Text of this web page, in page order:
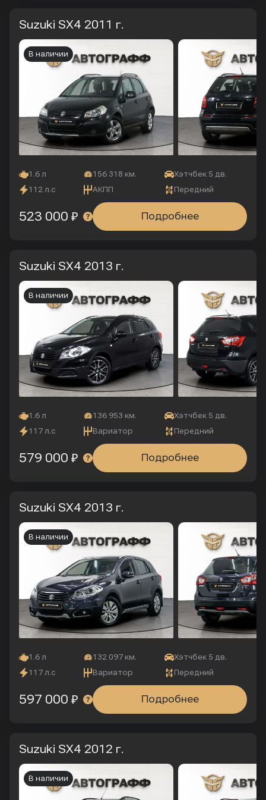
Suzuki SX4 2011 г.
1.6 л 156 318 км.
Хэтчбек 5 дв.
112 л.с
АКПП Передний
В наличии
Подробнее
523 000 ₽
Suzuki SX4 2013 г.
1.6 л 136 953 км.
Хэтчбек 5 дв.
117 л.с
Вариатор Передний
В наличии
Подробнее
579 000 ₽
Suzuki SX4 2013 г.
1.6 л 132 097 км.
Хэтчбек 5 дв.
117 л.с
Вариатор Передний
В наличии
Подробнее
597 000 ₽
Suzuki SX4 2012 г.
В наличии